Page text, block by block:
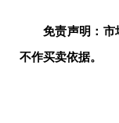
免责声明：市
不作买卖依据。